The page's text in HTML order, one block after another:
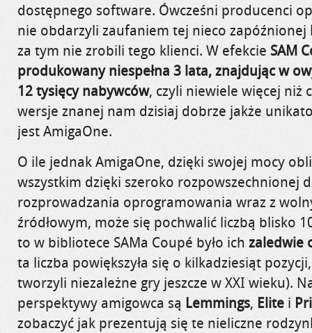
dostępnego software. Ówcześni producenci
nie obdarzyli zaufaniem tej nieco zapóźnionej
za tym nie zrobili tego klienci. W efekcie SAM
produkowany niespełna 3 lata, znajdując w
12 tysięcy nabywców, czyli niewiele więcej niż
wersje znanej nam dzisiaj dobrze jakże
jest AmigaOne.
O ile jednak AmigaOne, dzięki swojej mocy
wszystkim dzięki szeroko rozpowszechnionej
rozprowadzania oprogramowania wraz z
źródłowym, może się pochwalić liczbą blisko
to w bibliotece SAMa Coupé było ich zaledwie
ta liczba powiększyła się o kilkadziesiąt
tworzyli niezależne gry jeszcze w XXI wieku).
perspektywy amigowca są Lemmings, Elite i
zobaczyć jak prezentują się te nieliczne